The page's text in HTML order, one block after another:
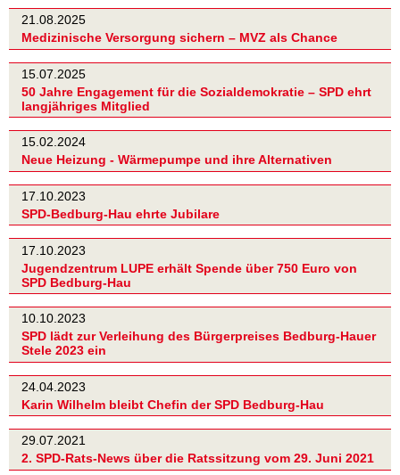
21.08.2025
Medizinische Versorgung sichern – MVZ als Chance
15.07.2025
50 Jahre Engagement für die Sozialdemokratie – SPD ehrt
langjähriges Mitglied
15.02.2024
Neue Heizung - Wärmepumpe und ihre Alternativen
17.10.2023
SPD-Bedburg-Hau ehrte Jubilare
17.10.2023
Jugendzentrum LUPE erhält Spende über 750 Euro von
SPD Bedburg-Hau
10.10.2023
SPD lädt zur Verleihung des Bürgerpreises Bedburg-Hauer
Stele 2023 ein
24.04.2023
Karin Wilhelm bleibt Chefin der SPD Bedburg-Hau
29.07.2021
2. SPD-Rats-News über die Ratssitzung vom 29. Juni 2021